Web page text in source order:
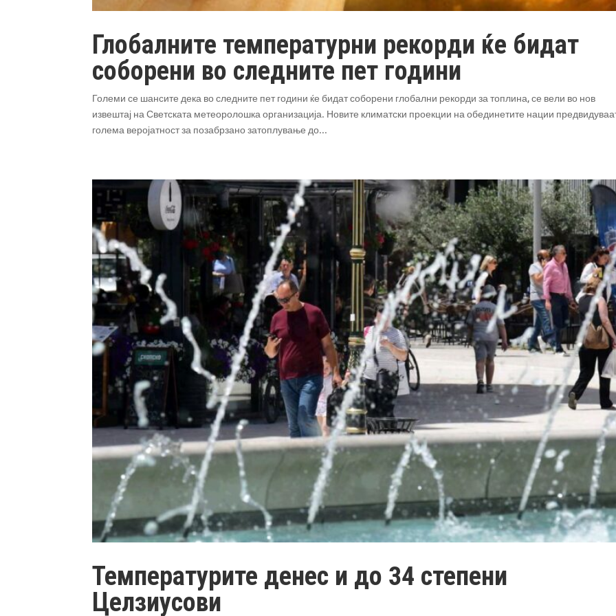
Глобалните температурни рекорди ќе бидат
соборени во следните пет години
Големи се шансите дека во следните пет години ќе бидат соборени глобални рекорди за топлина, се вели во нов
извештај на Светската метеоролошка организација. Новите климатски проекции на обединетите нации
голема веројатност за позабрзано затоплување до...
Температурите денес и до 34 степени
Целзиусови